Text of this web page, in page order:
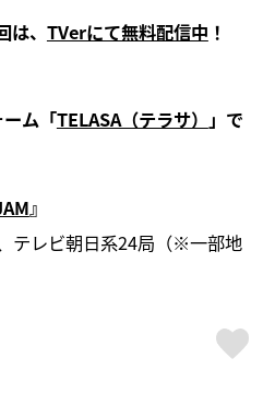
、 TVerにて無料配信中 ！
ム「TELASA（テラサ） 」で
』
テレビ朝日系24局（※一部地